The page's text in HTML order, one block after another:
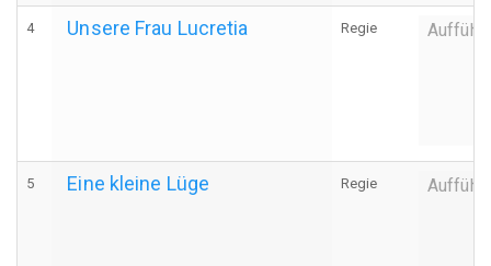
4 Unsere Frau Lucretia Regie
5 Eine kleine Lüge Regie